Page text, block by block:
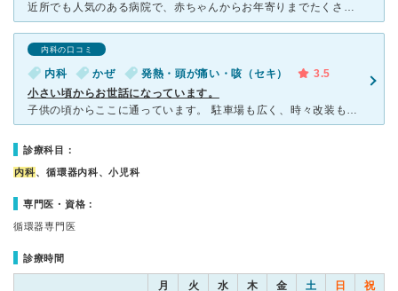
近所でも人気のある病院で、赤ちゃんからお年寄りまでたくさんの方から親しまれている病院です。 かかりつけの小児科がお休みの時に一度受診しました。受付の方も感じが良く、先生も明るくて優しい男性の方で
内科の口コミ
内科 かぜ 発熱・頭が痛い・咳（セキ）
3.5
小さい頃からお世話になっています。
子供の頃からここに通っています。 駐車場も広く、時々改装もしているので病院自体もきれいです。風邪をひくとすぐにここで受診をしてもらいました。 息子さんに代替わりしてからは親子2人で診察をしているの
診療科目：
内科、循環器内科、小児科
専門医・資格：
循環器専門医
診療時間
月 火 水 木 金 土 日 祝